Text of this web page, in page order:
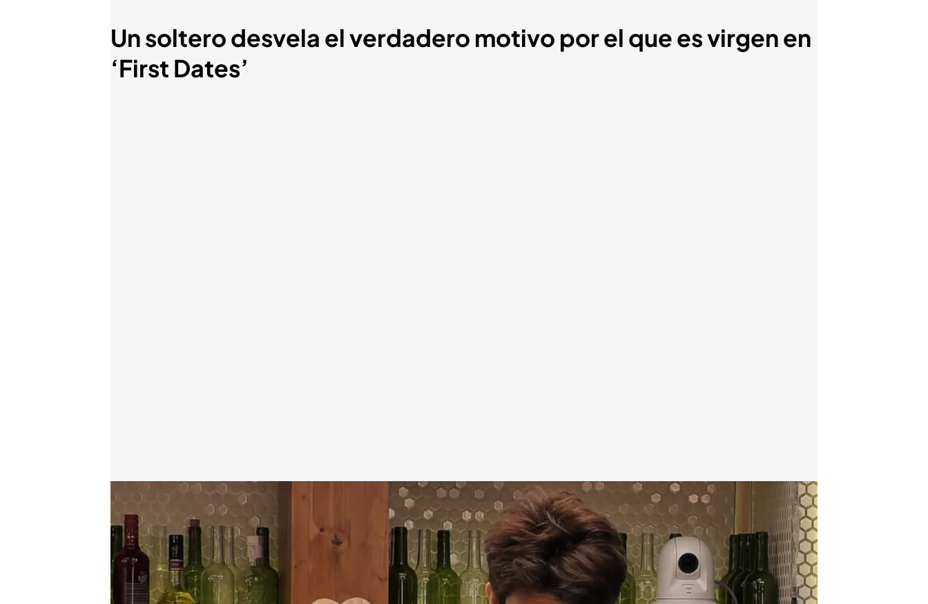
Un soltero desvela el verdadero motivo por el que es virgen en
‘First Dates’
Stefan durante su paso por 'First Dates'
First Dates
14 FEB 2025 - 22:20h.
Stefan tiene su primera cita romántica el día de San Valentín en ‘First
Dates’